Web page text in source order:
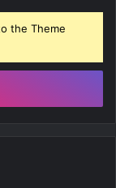
the Theme